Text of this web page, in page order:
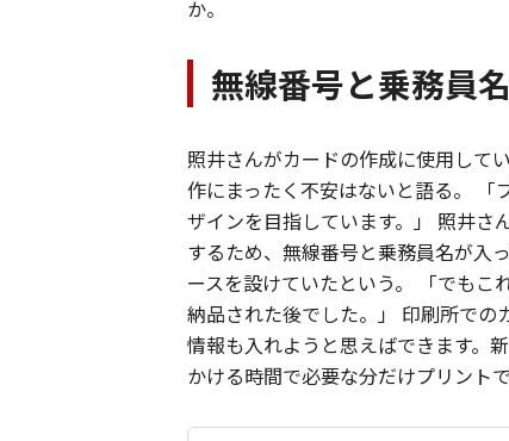
か。
無線番号と乗務員
照井さんがカードの作成に使用して
作にまったく不安はないと語る。
ザインを目指しています。」 照井
するため、無線番号と乗務員名が入
ースを設けていたという。 「でも
納品された後でした。」 印刷所で
情報も入れようと思えばできます。
かける時間で必要な分だけプリント